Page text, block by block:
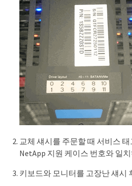
교체 섀시를 주문할 때 서비스
NetApp 지원 케이스 번호와 일
키보드와 모니터를 고장난 섀시